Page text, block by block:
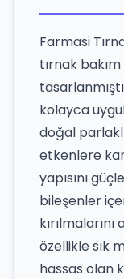
Farmasi
tırnak
kolayca
doğal
etkenlere
yapısını
bileşenler
özellikle sık
hassas olan